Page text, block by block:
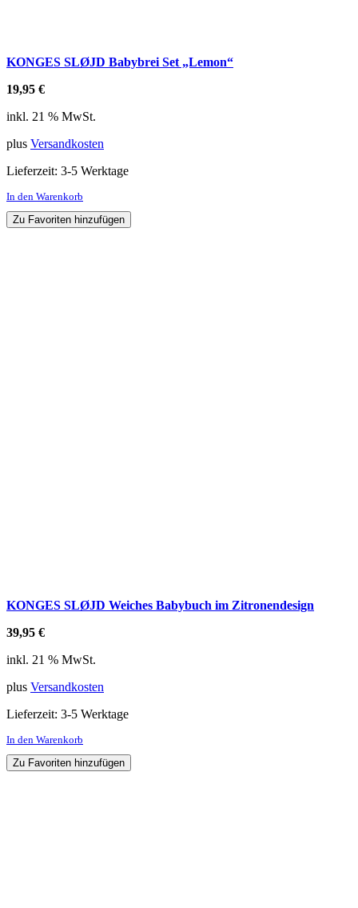
KONGES SLØJD Babybrei Set „Lemon“
19,95 €
inkl. 21 % MwSt.
plus Versandkosten
Lieferzeit: 3-5 Werktage
In den Warenkorb
Zu Favoriten hinzufügen
KONGES SLØJD Weiches Babybuch im Zitronendesign
39,95 €
inkl. 21 % MwSt.
plus Versandkosten
Lieferzeit: 3-5 Werktage
In den Warenkorb
Zu Favoriten hinzufügen